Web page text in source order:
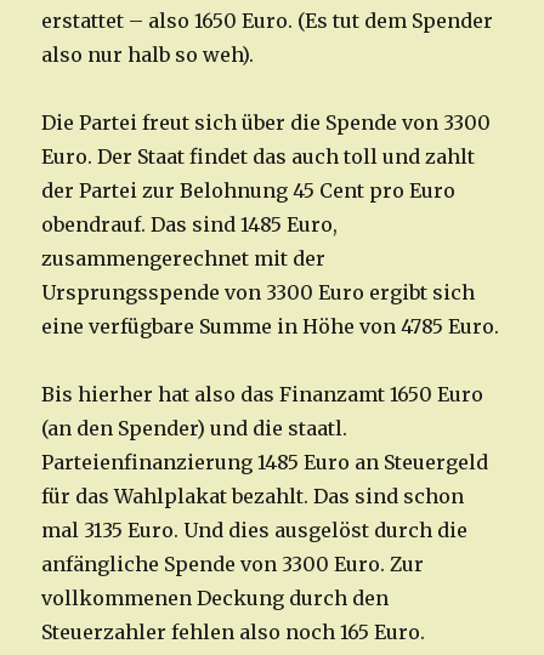
erstattet – also 1650 Euro. (Es tut dem Spender
also nur halb so weh).
Die Partei freut sich über die Spende von 3300
Euro. Der Staat findet das auch toll und zahlt
der Partei zur Belohnung 45 Cent pro Euro
obendrauf. Das sind 1485 Euro,
zusammengerechnet mit der
Ursprungsspende von 3300 Euro ergibt sich
eine verfügbare Summe in Höhe von 4785 Euro.
Bis hierher hat also das Finanzamt 1650 Euro
(an den Spender) und die staatl.
Parteienfinanzierung 1485 Euro an Steuergeld
für das Wahlplakat bezahlt. Das sind schon
mal 3135 Euro. Und dies ausgelöst durch die
anfängliche Spende von 3300 Euro. Zur
vollkommenen Deckung durch den
Steuerzahler fehlen also noch 165 Euro.